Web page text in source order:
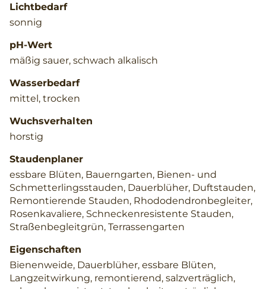
Lichtbedarf
sonnig
pH-Wert
mäßig sauer, schwach alkalisch
Wasserbedarf
mittel, trocken
Wuchsverhalten
horstig
Staudenplaner
essbare Blüten, Bauerngarten, Bienen- und
Schmetterlingsstauden, Dauerblüher, Duftstauden,
Remontierende Stauden, Rhododendronbegleiter,
Rosenkavaliere, Schneckenresistente Stauden,
Straßenbegleitgrün, Terrassengarten
Eigenschaften
Bienenweide, Dauerblüher, essbare Blüten,
Langzeitwirkung, remontierend, salzverträglich,